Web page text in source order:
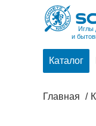
Иглы
и
Каталог
Главная